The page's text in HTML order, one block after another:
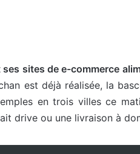
sites de e-commerce
est déjà réalisée, la
en trois villes ce
drive ou une livraison à